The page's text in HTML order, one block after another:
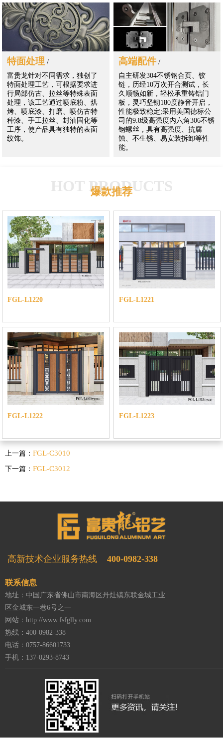
特面处理 /
富贵龙针对不同需求，独创了
特面处理工艺，可根据要求进
行局部仿古、拉丝等特殊表面
处理，该工艺通过喷底粉、烘
烤、喷底漆、打磨、喷仿古特
种漆、手工拉丝、封油固化等
工序，使产品具有独特的表面
纹饰。
高端配件 /
自主研发304不锈钢合页、铰
链，历经10万次开合测试，长
久顺畅如新，轻松承重铸铝门
板，灵巧坚韧180度静音开启，
性能极致稳定;采用美国德标公
司的9.8级高强度内六角306不锈
钢螺丝，具有高强度、抗腐
蚀、不生锈、易安装拆卸等性
能。
HOT PRODUCTS
爆款推荐
FGL-L1220 FGL-L1221
FGL-L1222 FGL-L1223
上一篇： FGL-C3010
下一篇： FGL-C3012
高新技术企业服务热线 400-0982-338
联系信息
地址：中国广东省佛山市南海区丹灶镇东联金城工业
区金城东一巷6号之一
网站：http://www.fsfglly.com
热线：400-0982-338
电话：0757-86601733
手机：137-0293-8743